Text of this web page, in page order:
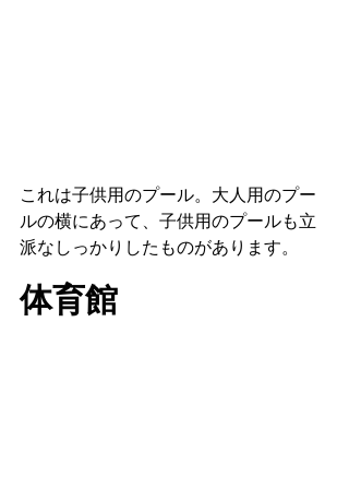
これは子供用のプール。大人用のプー
ルの横にあって、子供用のプールも立
派なしっかりしたものがあります。
体育館